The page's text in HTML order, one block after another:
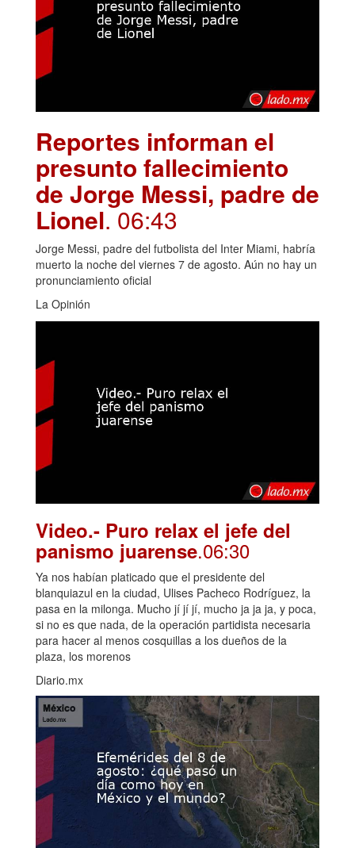
Reportes informan el
presunto fallecimiento
de Jorge Messi, padre de
Lionel. 06:43
Jorge Messi, padre del futbolista del Inter Miami, habría
muerto la noche del viernes 7 de agosto. Aún no hay un
pronunciamiento oficial
La Opinión
Video.- Puro relax el jefe del
panismo juarense.06:30
Ya nos habían platicado que el presidente del
blanquiazul en la ciudad, Ulises Pacheco Rodríguez, la
pasa en la milonga. Mucho jí jí jí, mucho ja ja ja, y poca,
si no es que nada, de la operación partidista necesaria
para hacer al menos cosquillas a los dueños de la
plaza, los morenos
Diario.mx